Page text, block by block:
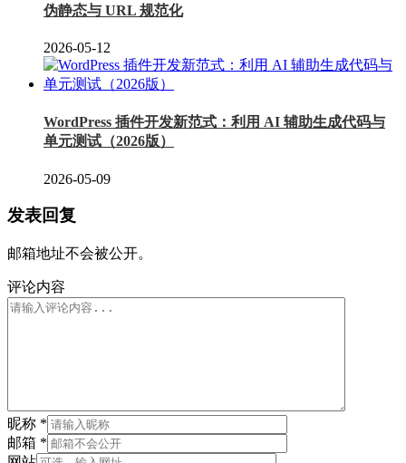
伪静态与 URL 规范化
2026-05-12
WordPress 插件开发新范式：利用 AI 辅助生成代码与
单元测试（2026版）
2026-05-09
发表回复
邮箱地址不会被公开。
评论内容
昵称 *
邮箱 *